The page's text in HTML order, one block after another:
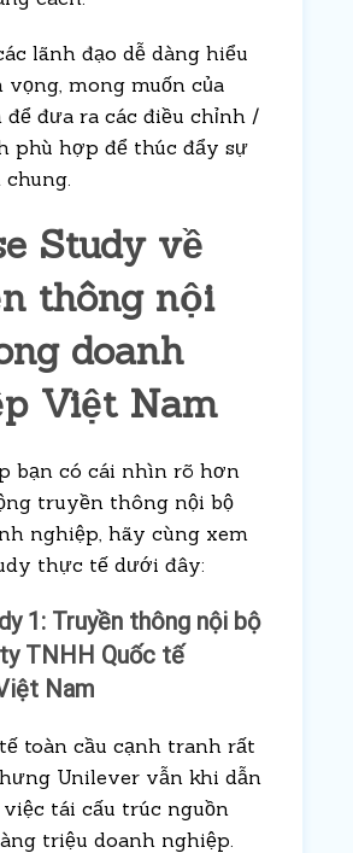
lãnh đạo dễ dàng hiểu
vọng, mong muốn của
đưa ra các điều chỉnh /
phù hợp để thúc đẩy sự
Study về
thông nội
doanh
Việt Nam
bạn có cái nhìn rõ hơn
truyền thông nội bộ
nghiệp, hãy cùng xem
thực tế dưới đây:
1: Truyền thông nội bộ
TNHH Quốc tế
Nam
toàn cầu cạnh tranh rất
Unilever vẫn khi dẫn
tái cấu trúc nguồn
triệu doanh nghiệp.